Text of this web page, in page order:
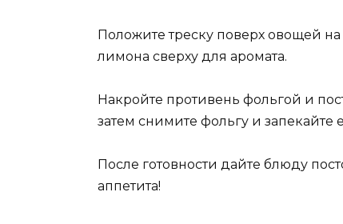
Положите треску поверх овощей
лимона сверху для аромата.
Накройте противень фольгой и
затем снимите фольгу и
После готовности дайте блюду
аппетита!